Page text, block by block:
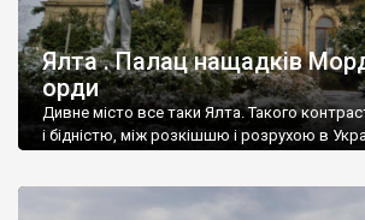
Ялта . Палац нащадків
орди
Дивне місто все таки Ялта. Такого
і бідністю, між розкішшю і розрухою в